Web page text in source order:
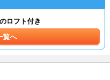
ロフト付き
覧へ